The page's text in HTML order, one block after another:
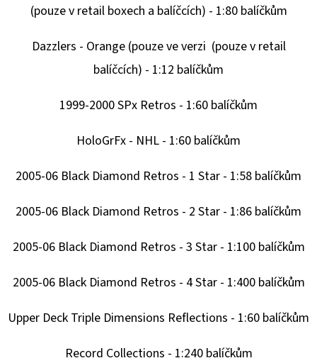
(pouze v retail boxech a balíčcích) - 1:80 balíčkům
Dazzlers - Orange (pouze ve verzi (pouze v retail
balíčcích) - 1:12 balíčkům
1999-2000 SPx Retros - 1:60 balíčkům
HoloGrFx - NHL - 1:60 balíčkům
2005-06 Black Diamond Retros - 1 Star - 1:58 balíčkům
2005-06 Black Diamond Retros - 2 Star - 1:86 balíčkům
2005-06 Black Diamond Retros - 3 Star - 1:100 balíčkům
2005-06 Black Diamond Retros - 4 Star - 1:400 balíčkům
Upper Deck Triple Dimensions Reflections - 1:60 balíčkům
Record Collections - 1:240 balíčkům